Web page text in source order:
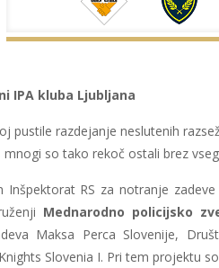
IPA kluba Ljubljana
pustile razdejanje neslutenih
so tako rekoč ostali brez
RS za notranje
Mednarodno policijsko
Maksa Perca Slovenije,
Slovenia I. Pri tem projektu